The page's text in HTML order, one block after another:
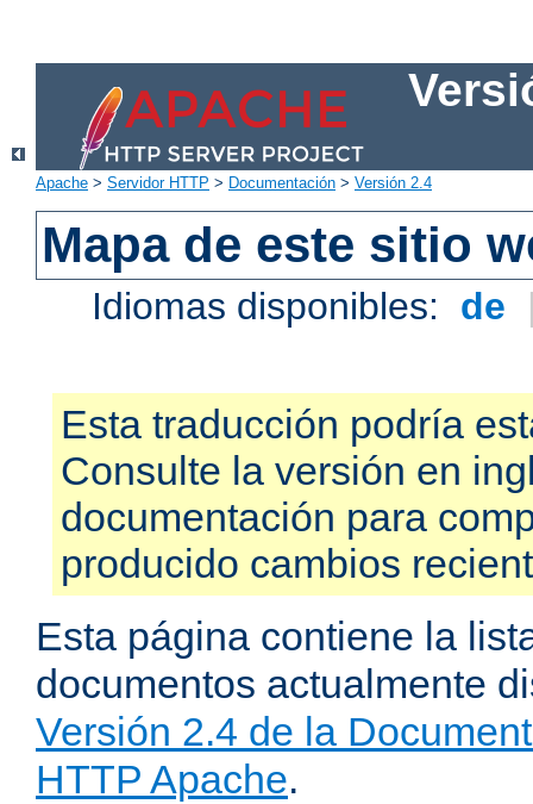
Apache > Servidor HTTP > Documentación > Versión 2.4
Mapa de este sitio
Idiomas disponibles: de
Esta traducción podría
Consulte la versión en
documentación para
producido cambios
Esta página contiene la
documentos actualmente
Versión 2.4 de la
HTTP Apache.